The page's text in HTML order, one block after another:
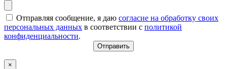
Отправляя сообщение, я даю согласие на обработку своих
персональных данных в соответствии с политикой
конфиденциальности.
×